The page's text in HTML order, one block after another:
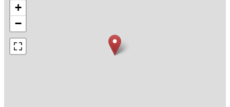
+
−